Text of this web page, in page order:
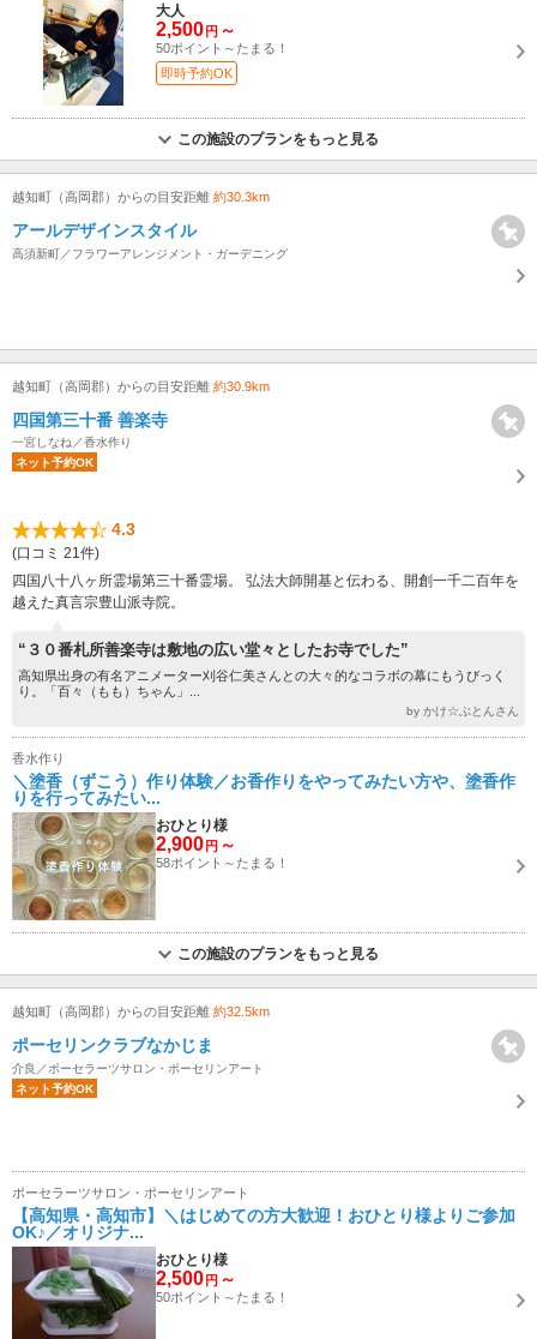
大人
2,500 円 ～
50ポイント～たまる！
即時予約OK
この施設のプランをもっと見る
越知町（高岡郡）からの目安距離 約30.3km
アールデザインスタイル
高須新町／フラワーアレンジメント・ガーデニング
越知町（高岡郡）からの目安距離 約30.9km
四国第三十番 善楽寺
一宮しなね／香水作り
ネット予約OK
4.3
(口コミ 21件)
四国八十八ヶ所霊場第三十番霊場。 弘法大師開基と伝わる、開創一千二百年を
越えた真言宗豊山派寺院。
“３０番札所善楽寺は敷地の広い堂々としたお寺でした”
高知県出身の有名アニメーター刈谷仁美さんとの大々的なコラボの幕にもうびっく
り。「百々（もも）ちゃん」...
by かけ☆ぶとんさん
香水作り
＼塗香（ずこう）作り体験／お香作りをやってみたい方や、塗香作
りを行ってみたい...
おひとり様
2,900 円 ～
58ポイント～たまる！
この施設のプランをもっと見る
越知町（高岡郡）からの目安距離 約32.5km
ポーセリンクラブなかじま
介良／ポーセラーツサロン・ポーセリンアート
ネット予約OK
ポーセラーツサロン・ポーセリンアート
【高知県・高知市】＼はじめての方大歓迎！おひとり様よりご参加
OK♪／オリジナ...
おひとり様
2,500 円 ～
50ポイント～たまる！